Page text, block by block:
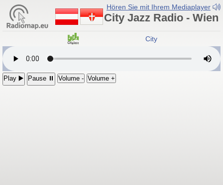
Hören Sie mit Ihrem Mediaplayer
City Jazz Radio - Wien
City Jazz Radio - Wien
Play ▶️ Pause ⏸ Volume - Volume +